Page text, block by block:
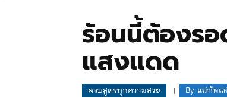
ร้อนนี้ต้องร
แสงแดด
ครบสูตรทุกความสวย By แม่ทัพแ